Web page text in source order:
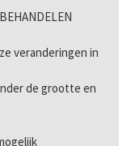
veranderingen in
de grootte en